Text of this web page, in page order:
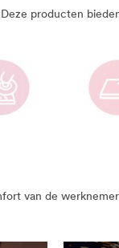
producten
van de